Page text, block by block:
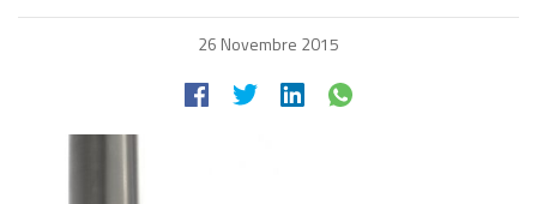
26 Novembre 2015